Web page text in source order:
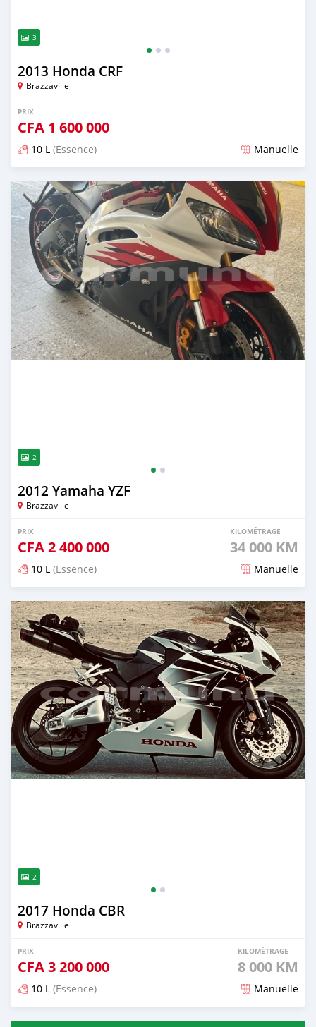
3
2013 Honda CRF
Brazzaville
PRIX
CFA 1 600 000
10 L (Essence) Manuelle
Publié il y a presque 2 ans
2
2012 Yamaha YZF
Brazzaville
PRIX
CFA2 400 000
KILOMÉTRAGE
34 000 KM
10 L (Essence) Manuelle
Publié il y a presque 2 ans
2
2017 Honda CBR
Brazzaville
PRIX
CFA3 200 000
KILOMÉTRAGE
8 000 KM
10 L (Essence) Manuelle
Publié il y a presque 2 ans